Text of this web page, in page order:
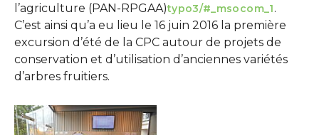
l’agriculture (PAN-RPGAA)typo3/#_msocom_1.
C’est ainsi qu’a eu lieu le 16 juin 2016 la première
excursion d’été de la CPC autour de projets de
conservation et d’utilisation d’anciennes variétés
d’arbres fruitiers.
Show larger version